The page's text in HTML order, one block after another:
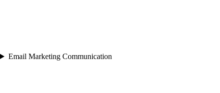
Email Marketing Communication